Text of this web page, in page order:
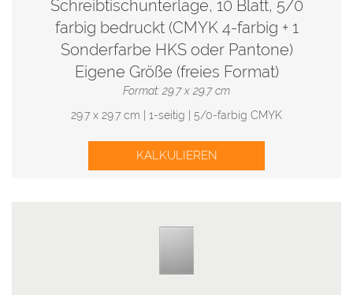
Schreibtischunterlage, 10 Blatt, 5/0
farbig bedruckt (CMYK 4-farbig + 1
Sonderfarbe HKS oder Pantone)
Eigene Größe (freies Format)
Format: 29.7 x 29.7 cm
29.7 x 29.7 cm | 1-seitig | 5/0-farbig CMYK
KALKULIEREN